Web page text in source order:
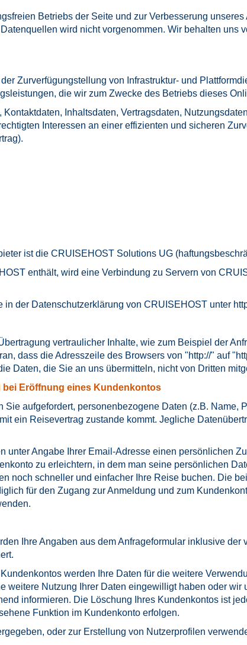
Betriebs der Seite und zur Verbesserung
wird nicht vorgenommen. Wir behalten uns
Zurverfügungstellung von Infrastruktur- und
die wir zum Zwecke des Betriebs dieses
Inhaltsdaten, Vertragsdaten,
Interessen an einer effizienten und sicheren
ist die CRUISEHOST Solutions UG
enthält, wird eine Verbindung zu Servern von
der Datenschutzerklärung von CRUISEHOST unter
vertraulicher Inhalte, wie zum Beispiel der
dass die Adresszeile des Browsers von "http://" auf
Daten, die Sie an uns übermitteln, nicht von Dritten
Eröffnung eines Kundenkontos
aufgefordert, personenbezogene Daten (z.B. Name,
ein Reisevertrag zustande kommt. Jegliche
unter Angabe Ihrer Email-Adresse einen persönlichen
zu erleichtern, in dem man seine persönlichen
noch schneller und einfacher Ihre Reise buchen. Die
für den Zugang zur Anmeldung und zum
Ihre Angaben aus dem Anfrageformular inklusive
werden Ihre Daten für die weitere
weitere Nutzung Ihrer Daten eingewilligt haben oder
informieren. Die Löschung Ihres Kundenkontos ist
Funktion im Kundenkonto erfolgen.
oder zur Erstellung von Nutzerprofilen